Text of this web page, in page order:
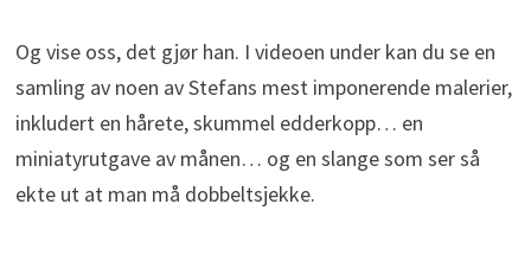
Og vise oss, det gjør han. I videoen under kan du se en
samling av noen av Stefans mest imponerende malerier,
inkludert en hårete, skummel edderkopp… en
miniatyrutgave av månen… og en slange som ser så
ekte ut at man må dobbeltsjekke.